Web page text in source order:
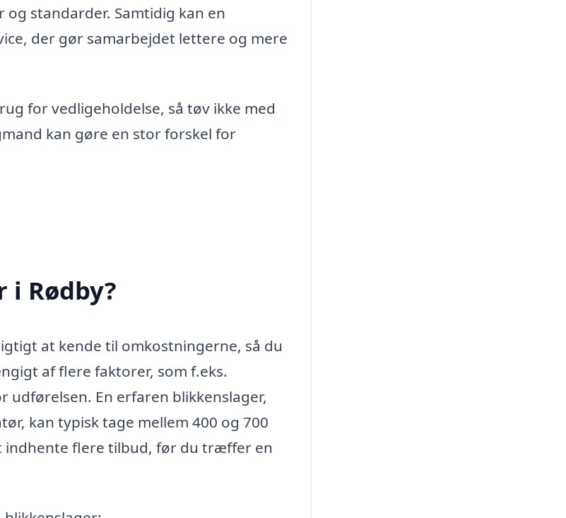
standarder. Samtidig kan en
der gør samarbejdet lettere og mere
for vedligeholdelse, så tøv ikke med
kan gøre en stor forskel for
i Rødby?
at kende til omkostningerne, så du
af flere faktorer, som f.eks.
En erfaren blikkenslager,
kan typisk tage mellem 400 og 700
indhente flere tilbud, før du træffer en